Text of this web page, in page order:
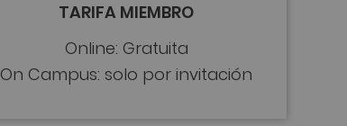
TARIFA MIEMBRO
Online: Gratuita
On Campus: solo por invitación